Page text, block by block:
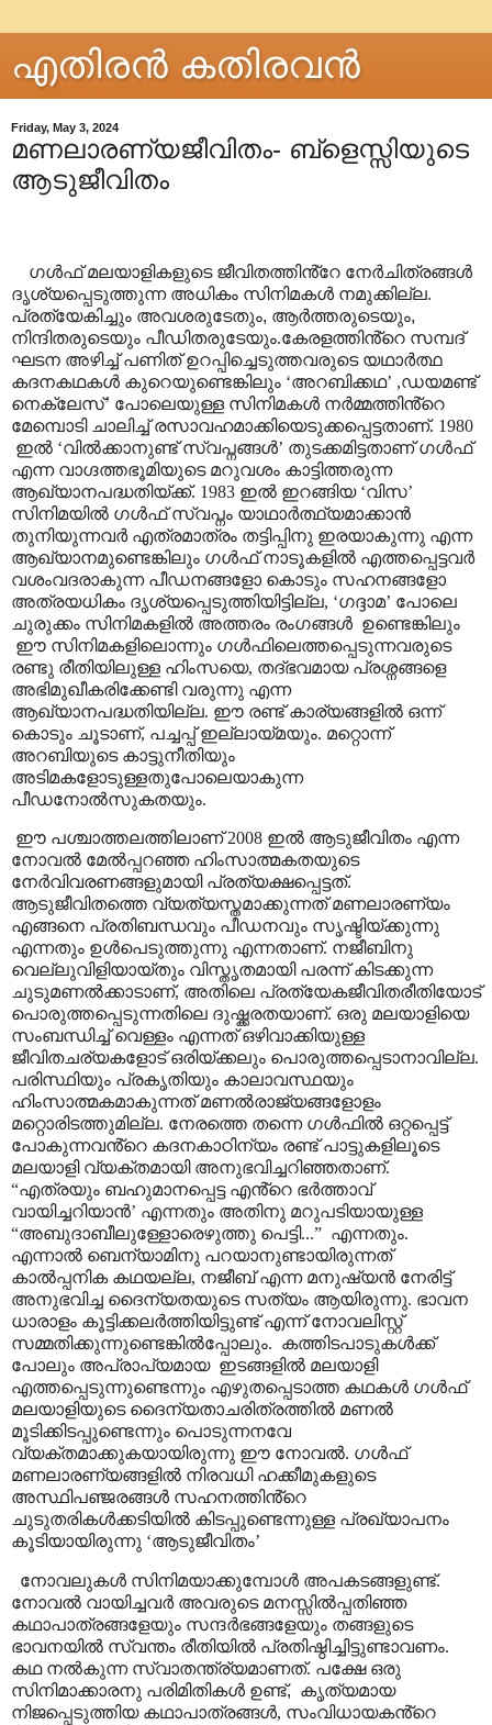
എതിരന്‍ കതിരവന്‍
Friday, May 3, 2024
മണലാരണ്യജീവിതം- ബ്ളെസ്സിയുടെ
ആടുജീവിതം
ഗൾഫ് മലയാളികളുടെ ജീവിതത്തിൻ്റേ നേർചിത്രങ്ങൾ
ദൃശ്യപ്പെടുത്തുന്ന അധികം സിനിമകൾ നമുക്കില്ല.
പ്രത്യേകിച്ചും അവശരുടേതും, ആർത്തരുടെയും,
നിന്ദിതരുടെയും പീഡിതരുടേയും.കേരളത്തിൻ്റെ സമ്പദ്
ഘടന അഴിച്ച് പണിത് ഉറപ്പിച്ചെടുത്തവരുടെ യഥാർത്ഥ
കദനകഥകൾ കുറെയുണ്ടെങ്കിലും ‘അറബിക്കഥ’ ,ഡയമണ്ട്
നെക്ലേസ്’ പോലെയുള്ള സിനിമകൾ നർമ്മത്തിൻ്റെ
മേമ്പൊടി ചാലിച്ച് രസാവഹമാക്കിയെടുക്കപ്പെട്ടതാണ്. 1980
ഇൽ ‘വിൽക്കാനുണ്ട് സ്വപ്നങ്ങൾ’ തുടക്കമിട്ടതാണ് ഗൾഫ്
എന്ന വാഗ്ദത്തഭൂമിയുടെ മറുവശം കാട്ടിത്തരുന്ന
ആഖ്യാനപദ്ധതിയ്ക്ക്. 1983 ഇൽ ഇറങ്ങിയ ‘വിസ’
സിനിമയിൽ ഗൾഫ് സ്വപ്നം യാഥാർത്ഥ്യമാക്കാൻ
തുനിയുന്നവർ എത്രമാത്രം തട്ടിപ്പിനു ഇരയാകുന്നു എന്ന
ആഖ്യാനമുണ്ടെങ്കിലും ഗൾഫ് നാടൂകളിൽ എത്തപ്പെട്ടവർ
വശംവദരാകുന്ന പീഡനങ്ങളോ കൊടും സഹനങ്ങളോ
അത്രയധികം ദൃശ്യപ്പെടുത്തിയിട്ടില്ല, ‘ഗദ്ദാമ’ പോലെ
ചുരുക്കം സിനിമകളിൽ അത്തരം രംഗങ്ങൾ ഉണ്ടെങ്കിലും
ഈ സിനിമകളിലൊന്നും ഗൾഫിലെത്തപ്പെടുന്നവരുടെ
രണ്ടു രീതിയിലുള്ള ഹിംസയെ, തദ്ഭവമായ പ്രശ്നങ്ങളെ
അഭിമുഖീകരിക്കേണ്ടി വരുന്നു എന്ന
ആഖ്യാനപദ്ധതിയില്ല. ഈ രണ്ട് കാര്യങ്ങളിൽ ഒന്ന്
കൊടും ചൂടാണ്, പച്ചപ്പ് ഇല്ലായ്മയും. മറ്റൊന്ന്
അറബിയുടെ കാട്ടുനീതിയും
അടിമകളോടുള്ളതുപോലെയാകുന്ന
പീഡനോൽസുകതയും.
ഈ പശ്ചാത്തലത്തിലാണ് 2008 ഇൽ ആടുജീവിതം എന്ന
നോവൽ മേൽപ്പറഞ്ഞ ഹിംസാത്മകതയുടെ
നേർവിവരണങ്ങളുമായി പ്രത്യക്ഷപ്പെട്ടത്.
ആടുജീവിതത്തെ വ്യത്യസ്തമാക്കുന്നത് മണലാരണ്യം
എങ്ങനെ പ്രതിബന്ധവും പീഡനവും സൃഷ്ടിയ്ക്കുന്നു
എന്നതും ഉൾപെടുത്തുന്നു എന്നതാണ്. നജീബിനു
വെല്ലുവിളിയായ്തും വിസ്തൃതമായി പരന്ന് കിടക്കുന്ന
ചുടുമണൽക്കാടാണ്, അതിലെ പ്രത്യേകജീവിതരീതിയോട്
പൊരുത്തപ്പെടുന്നതിലെ ദുഷ്ക്കരതയാണ്. ഒരു മലയാളിയെ
സംബന്ധിച്ച് വെള്ളം എന്നത് ഒഴിവാക്കിയുള്ള
ജീവിതചര്യകളോട് ഒരിയ്ക്കലും പൊരുത്തപ്പെടാനാവില്ല.
പരിസ്ഥിയും പ്രകൃതിയും കാലാവസ്ഥയും
ഹിംസാത്മകമാകുന്നത് മണൽരാജ്യങ്ങളോളം
മറ്റൊരിടത്തുമില്ല. നേരത്തെ തന്നെ ഗൾഫിൽ ഒറ്റപ്പെട്ട്
പോകുന്നവൻ്റെ കദനകാഠിന്യം രണ്ട് പാട്ടുകളിലൂടെ
മലയാളി വ്യക്തമായി അനുഭവിച്ചറിഞ്ഞതാണ്.
“എത്രയും ബഹുമാനപ്പെട്ട എൻ്റെ ഭർത്താവ്
വായിച്ചറിയാൻ’ എന്നതും അതിനു മറുപടിയായുള്ള
“അബുദാബീലുള്ളോരെഴുത്തു പെട്ടി...” എന്നതും.
എന്നാൽ ബെന്യാമിനു പറയാനുണ്ടായിരുന്നത്
കാൽപ്പനിക കഥയല്ല, നജീബ് എന്ന മനുഷ്യൻ നേരിട്ട്
അനുഭവിച്ച ദൈന്യതയുടെ സത്യം ആയിരുന്നു. ഭാവന
ധാരാളം കൂട്ടിക്കലർത്തിയിട്ടുണ്ട് എന്ന് നോവലിസ്റ്റ്
സമ്മതിക്കുന്നുണ്ടെങ്കിൽപ്പോലും. കത്തിടപാടുകൾക്ക്
പോലും അപ്രാപ്യമായ ഇടങ്ങളിൽ മലയാളി
എത്തപ്പെടുന്നുണ്ടെന്നും എഴുതപ്പെടാത്ത കഥകൾ ഗൾഫ്
മലയാളിയുടെ ദൈന്യതാചരിത്രത്തിൽ മണൽ
മൂടിക്കിടപ്പുണ്ടെന്നും പൊടുന്നനവേ
വ്യക്തമാക്കുകയായിരുന്നു ഈ നോവൽ. ഗൾഫ്
മണലാരണ്യങ്ങളിൽ നിരവധി ഹക്കീമുകളുടെ
അസ്ഥിപഞ്ജരങ്ങൾ സഹനത്തിൻ്റെ
ചുടുതരികൾക്കടിയിൽ കിടപ്പുണ്ടെന്നുള്ള പ്രഖ്യാപനം
കൂടിയായിരുന്നു ‘ആടുജീവിതം’
നോവലുകൾ സിനിമയാക്കുമ്പോൾ അപകടങ്ങളുണ്ട്.
നോവൽ വായിച്ചവർ അവരുടെ മനസ്സിൽപ്പതിഞ്ഞ
കഥാപാത്രങ്ങളേയും സന്ദർഭങ്ങളേയും തങ്ങളുടെ
ഭാവനയിൽ സ്വന്തം രീതിയിൽ പ്രതിഷ്ഠിച്ചിട്ടുണ്ടാവണം.
കഥ നൽകുന്ന സ്വാതന്ത്ര്യമാണത്. പക്ഷേ ഒരു
സിനിമാക്കാരനു പരിമിതികൾ ഉണ്ട്, കൃത്യമായ
നിജപ്പെടുത്തിയ കഥാപാത്രങ്ങൾ, സംവിധായകൻ്റെ